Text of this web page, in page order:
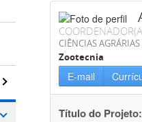
CIÊNCIAS AGRÁRIAS
Zootecnia
E-mail
Título do Projeto: